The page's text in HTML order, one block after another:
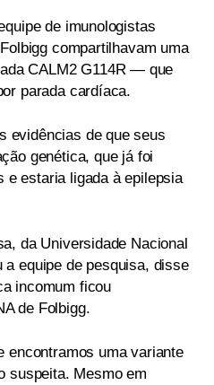
de imunologistas
compartilhavam uma
CALM2 G114R — que
parada cardíaca.
evidências de que seus
genética, que já foi
e estaria ligada à epilepsia
da Universidade Nacional
equipe de pesquisa, disse
incomum ficou
de Folbigg.
encontramos uma variante
suspeita. Mesmo em